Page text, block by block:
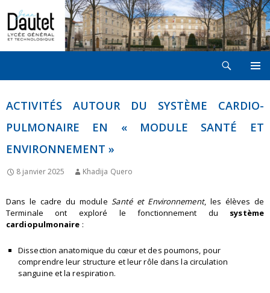
CONTENU
ACTIVITÉS AUTOUR DU SYSTÈME CARDIO-
PULMONAIRE EN « MODULE SANTÉ ET
ENVIRONNEMENT »
8 janvier 2025 Khadija Quero
Dans le cadre du moduleSanté et Environnement, les élèves de
Terminale ont exploré le fonctionnement du système
cardiopulmonaire :
Dissection anatomique du cœur et des poumons, pour
comprendre leur structure et leur rôle dans la circulation
sanguine et la respiration.